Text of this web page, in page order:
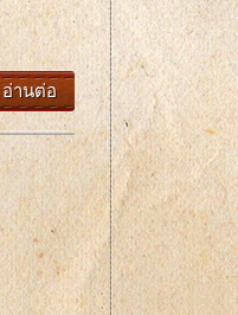
อ่านต่อ